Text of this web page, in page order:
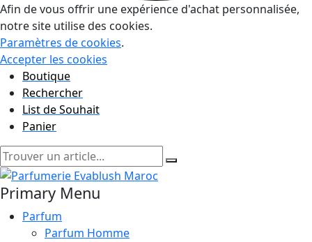
Afin de vous offrir une expérience d'achat personnalisée,
notre site utilise des cookies.
Paramètres de cookies.
Accepter les cookies
Boutique
Rechercher
List de Souhait
Panier
Primary Menu
Parfum
Parfum Homme